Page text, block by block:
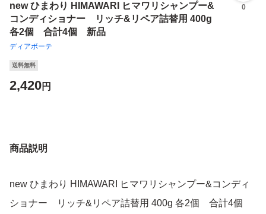
new ひまわり HIMAWARI ヒマワリシャンプー&
コンディショナー リッチ&リペア詰替用 400g
各2個 合計4個 新品
ディアボーテ
0
送料無料
2,420円
商品説明
new ひまわり HIMAWARI ヒマワリシャンプー&コンディ
ショナー リッチ&リペア詰替用 400g 各2個 合計4個